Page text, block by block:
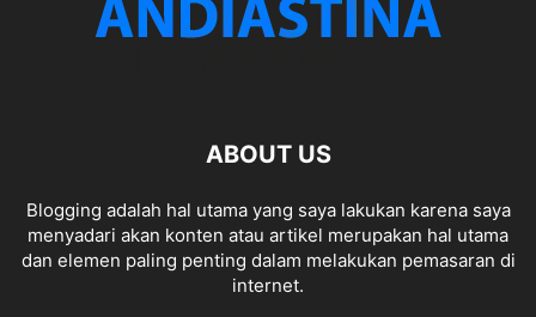
ABOUT US
Blogging adalah hal utama yang saya lakukan karena saya
menyadari akan konten atau artikel merupakan hal utama
dan elemen paling penting dalam melakukan pemasaran di
internet.